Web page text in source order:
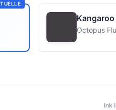
Kangaroo
Octopus
Ink